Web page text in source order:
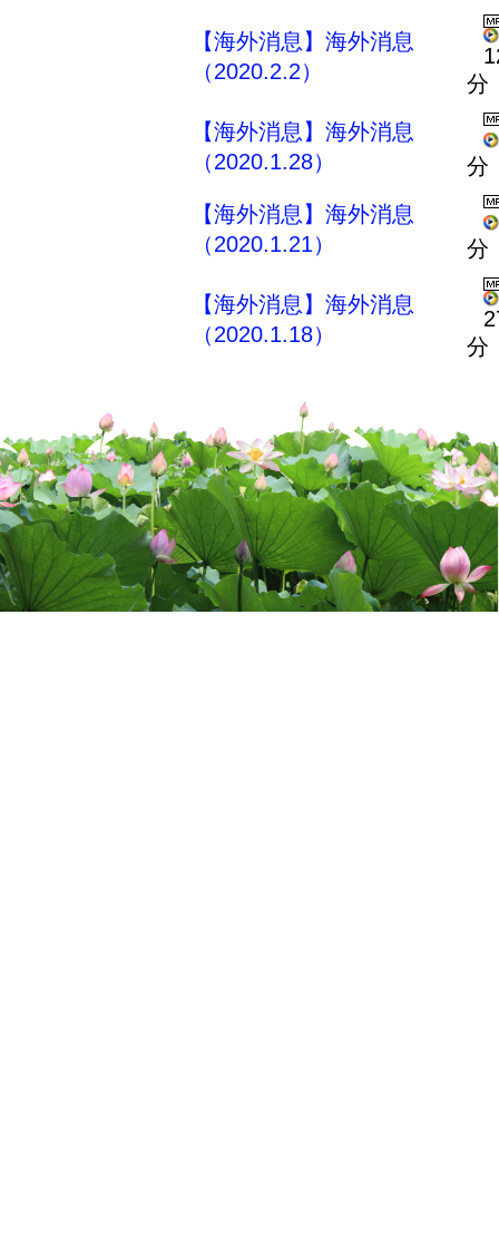
【海外消息】海外消息
（2020.2.2）
分
【海外消息】海外消息
（2020.1.28）
分
【海外消息】海外消息
（2020.1.21）
分
【海外消息】海外消息
（2020.1.18）
分